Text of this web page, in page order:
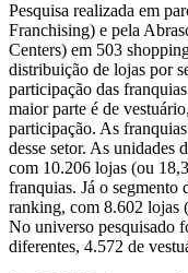
Pesquisa realizada em
Franchising) e pela
Centers) em 503
distribuição de lojas por
participação das
maior parte é de
participação. As
desse setor. As unidades
com 10.206 lojas (ou
franquias. Já o segmento
ranking, com 8.602 lojas
No universo pesquisado
diferentes, 4.572 de